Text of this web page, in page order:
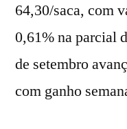
64,30/saca, com
0,61% na parcial
de setembro
com ganho